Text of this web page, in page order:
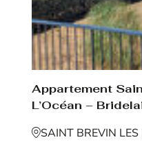
Appartement
L’Océan –
SAINT BREVIN LES